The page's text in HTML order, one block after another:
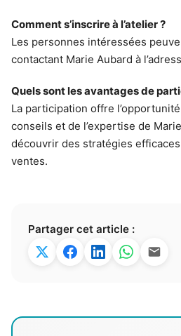
Comment s’inscrire à l’atelier ?
Les personnes intéressées
contactant Marie Aubard à
Quels sont les avantages de
La participation offre
conseils et de l’expertise de
découvrir des stratégies
ventes.
Partager cet article :